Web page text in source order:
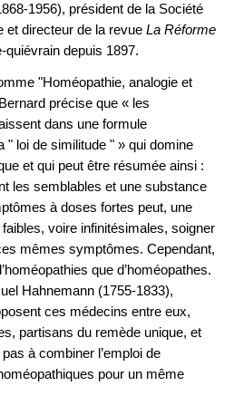
1956), président de la Société
et directeur de la revue La Réforme
quiévrain depuis 1897.
"Homéopathie, analogie et
précise que « les
dans une formule
" loi de similitude " » qui domine
et qui peut être résumée ainsi :
les semblables et une substance
à doses fortes peut, une
voire infinitésimales, soigner
mêmes symptômes. Cependant,
que d’homéopathes.
Hahnemann (1755-1833),
ces médecins entre eux,
partisans du remède unique, et
à combiner l’emploi de
pour un même